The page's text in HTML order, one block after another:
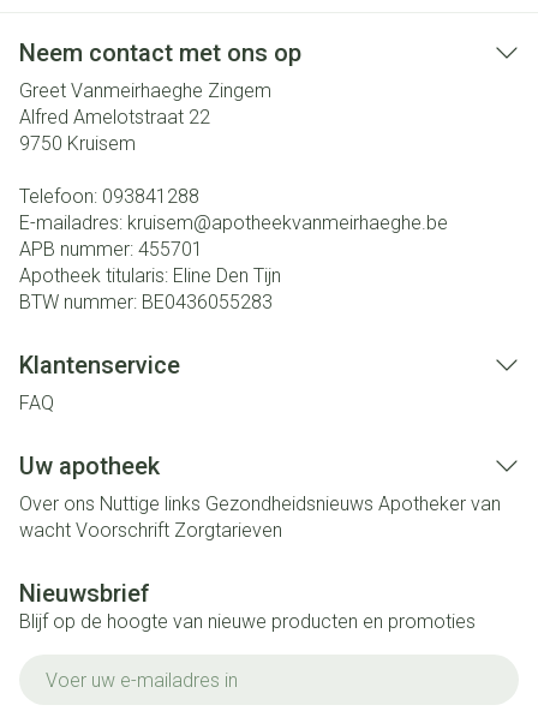
Neem contact met ons op
Greet Vanmeirhaeghe Zingem
Alfred Amelotstraat 22
9750 Kruisem
Telefoon: 093841288
E-mailadres: kruisem@apotheekvanmeirhaeghe.be
APB nummer: 455701
Apotheek titularis: Eline Den Tijn
BTW nummer: BE0436055283
Klantenservice
FAQ
Uw apotheek
Over ons Nuttige links Gezondheidsnieuws Apotheker van
wacht Voorschrift Zorgtarieven
Nieuwsbrief
Blijf op de hoogte van nieuwe producten en promoties